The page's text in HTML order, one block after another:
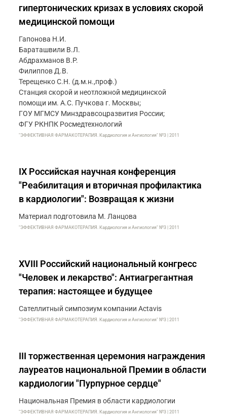
гипертонических кризах в условиях скорой
медицинской помощи
Гапонова Н.И.
Бараташвили В.Л.
Абдрахманов В.Р.
Филиппов Д.В.
Терещенко С.Н. (д.м.н.,проф.)
Станция скорой и неотложной медицинской
помощи им. А.С. Пучкова г. Москвы;
ГОУ МГМСУ Минздравсоцразвития России;
ФГУ РКНПК Росмедтехнологий
"ЭФФЕКТИВНАЯ ФАРМАКОТЕРАПИЯ. Кардиология и Ангиология" №3 | 2011
IX Российская научная конференция
"Реабилитация и вторичная профилактика
в кардиологии": Возвращая к жизни
Материал подготовила М. Ланцова
"ЭФФЕКТИВНАЯ ФАРМАКОТЕРАПИЯ. Кардиология и Ангиология" №3 | 2011
XVIII Российский национальный конгресс
"Человек и лекарство": Антиагрегантная
терапия: настоящее и будущее
Сателлитный симпозиум компании Actavis
"ЭФФЕКТИВНАЯ ФАРМАКОТЕРАПИЯ. Кардиология и Ангиология" №3 | 2011
III торжественная церемония награждения
лауреатов национальной Премии в области
кардиологии "Пурпурное сердце"
Национальная Премия в области кардиологии
"ЭФФЕКТИВНАЯ ФАРМАКОТЕРАПИЯ. Кардиология и Ангиология" №3 | 2011